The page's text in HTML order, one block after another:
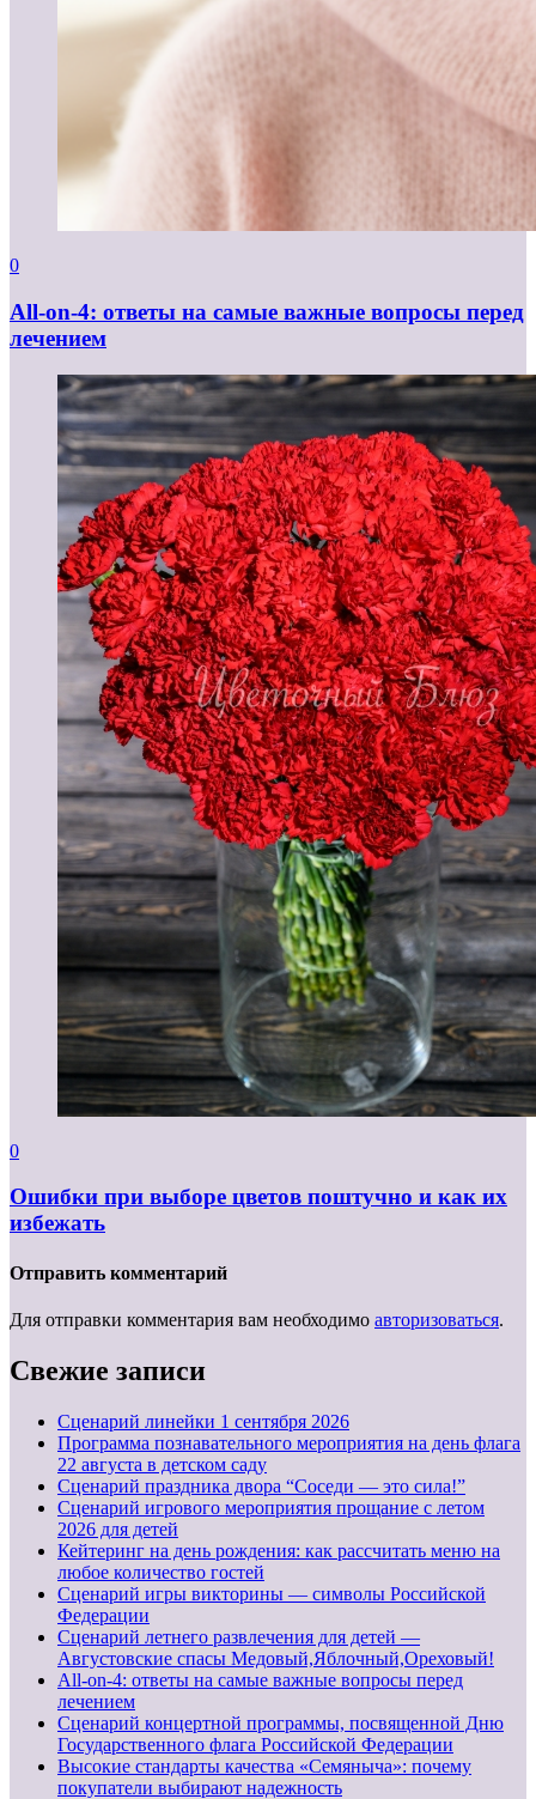
0
All-on-4: ответы на самые важные вопросы перед
лечением
0
Ошибки при выборе цветов поштучно и как их
избежать
Отправить комментарий
Для отправки комментария вам необходимо авторизоваться.
Свежие записи
Cценарий линейки 1 сентября 2026
Программа познавательного мероприятия на день флага
22 августа в детском саду
Сценарий праздника двора “Соседи — это сила!”
Сценарий игрового мероприятия прощание с летом
2026 для детей
Кейтеринг на день рождения: как рассчитать меню на
любое количество гостей
Сценарий игры викторины — символы Российской
Федерации
Сценарий летнего развлечения для детей —
Августовские спасы Медовый,Яблочный,Ореховый!
All-on-4: ответы на самые важные вопросы перед
лечением
Сценарий концертной программы, посвященной Дню
Государственного флага Российской Федерации
Высокие стандарты качества «Семяныча»: почему
покупатели выбирают надежность